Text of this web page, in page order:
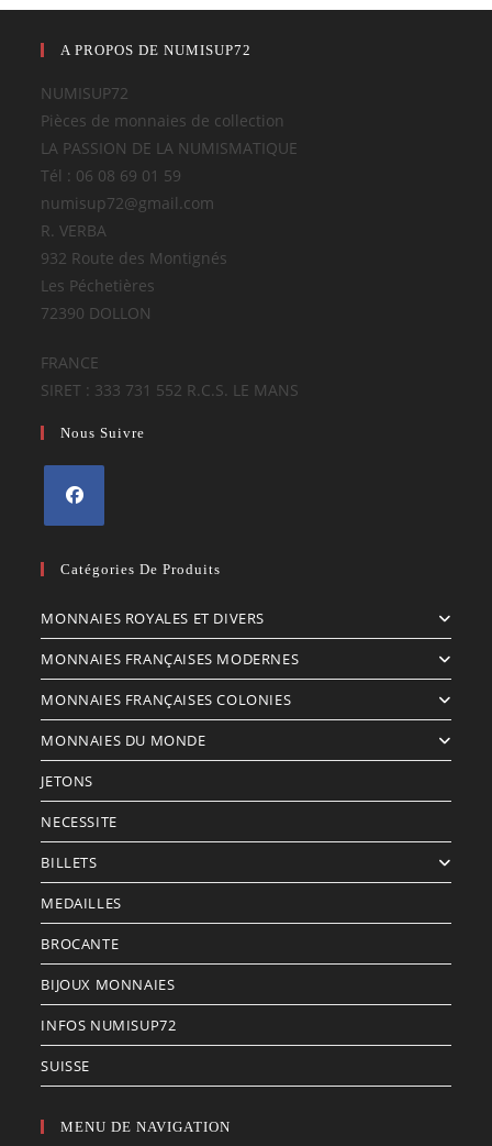
A PROPOS DE NUMISUP72
NUMISUP72
Pièces de monnaies de collection
LA PASSION DE LA NUMISMATIQUE
Tél : 06 08 69 01 59
numisup72@gmail.com
R. VERBA
932 Route des Montignés
Les Péchetières
72390 DOLLON
FRANCE
SIRET : 333 731 552 R.C.S. LE MANS
Nous Suivre
dans
nouvel
Catégories De Produits
MONNAIES ROYALES ET DIVERS
MONNAIES FRANÇAISES MODERNES
MONNAIES FRANÇAISES COLONIES
MONNAIES DU MONDE
JETONS
NECESSITE
BILLETS
MEDAILLES
BROCANTE
BIJOUX MONNAIES
INFOS NUMISUP72
SUISSE
MENU DE NAVIGATION